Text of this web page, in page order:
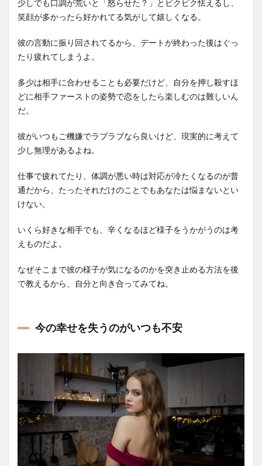
少しでも口調が荒いと「怒らせた？」とビクビク怯えるし、
笑顔が多かったら好かれてる気がして嬉しくなる。
彼の言動に振り回されてるから、デートが終わった後はぐっ
たり疲れてしまうよ。
多少は相手に合わせることも必要だけど、自分を押し殺すほ
どに相手ファーストの姿勢で恋をしたら楽しむのは難しいん
だ。
彼がいつもご機嫌でラブラブなら良いけど、現実的に考えて
少し無理があるよね。
仕事で疲れてたり、体調が悪い時は対応が冷たくなるのが普
通だから、たったそれだけのことでもあなたは悩まないとい
けない。
いくら好きな相手でも、辛くなるほど様子をうかがうのは考
えものだよ。
なぜそこまで彼の様子が気になるのかを突き止める方法を後
で教えるから、自分と向き合ってみてね。
今の幸せを失うのがいつも不安